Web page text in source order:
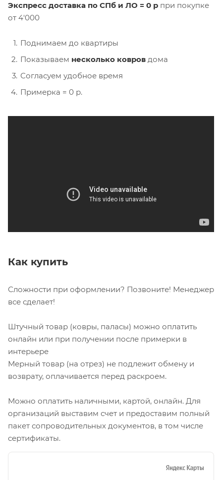
Экспресс доставка по СПб и ЛО = 0 р при покупке
от 4'000
Поднимаем до квартиры
Показываем несколько ковров дома
Согласуем удобное время
Примерка = 0 р.
Как купить
Сложности при оформлении? Позвоните! Менеджер
все сделает!
Штучный товар (ковры, паласы) можно оплатить
онлайн или при получении после примерки в
интерьере
Мерный товар (на отрез) не подлежит обмену и
возврату, оплачивается перед раскроем.
Можно оплатить наличными, картой, онлайн. Для
организаций выставим счет и предоставим полный
пакет сопроводительных документов, в том числе
сертификаты.